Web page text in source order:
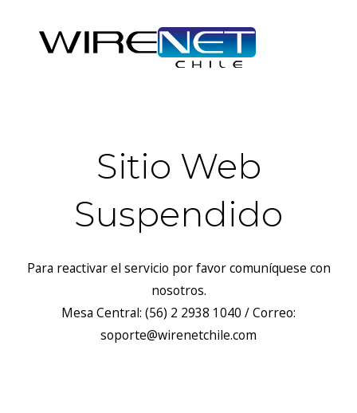
Sitio Web
Suspendido
Para reactivar el servicio por favor comuníquese con
nosotros.
Mesa Central: (56) 2 2938 1040 / Correo:
soporte@wirenetchile.com